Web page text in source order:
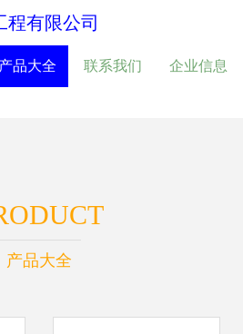
有限公司
产品大全 联系我们 企业信息
产品大全